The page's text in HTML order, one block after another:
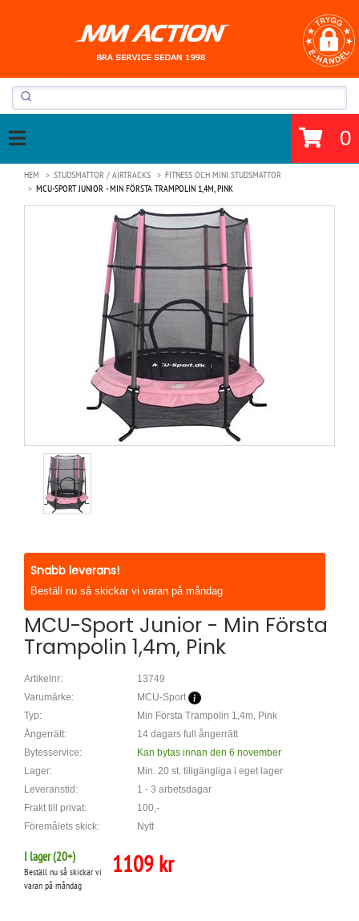
0
HEM STUDSMATTOR / AIRTRACKS
FITNESS OCH MINI STUDSMATTOR
MCU-SPORT JUNIOR - MIN FÖRSTA TRAMPOLIN 1,4M, PINK
Snabb leverans!
Beställ nu så skickar vi varan på måndag
MCU-Sport Junior - Min Första
Trampolin 1,4m, Pink
Artikelnr:
13749
Varumärke:
MCU-Sport
Typ:
Min Första Trampolin 1,4m, Pink
Ångerrätt:
14 dagars full ångerrätt
Bytesservice:
Kan bytas innan den 6 november
Lager:
Min. 20 st. tillgängliga i eget lager
Leveranstid:
1 - 3 arbetsdagar
Frakt till privat:
100,-
Föremålets skick:
Nytt
I lager (20+)
Beställ nu så skickar vi
varan på måndag
1109 kr